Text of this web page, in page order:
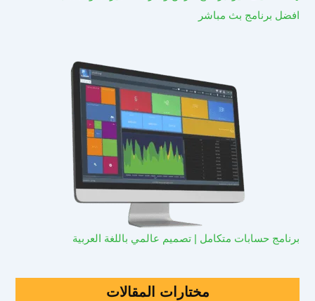
افضل برنامج بث مباشر
برنامج حسابات متكامل | تصميم عالمي باللغة العربية
مختارات المقالات